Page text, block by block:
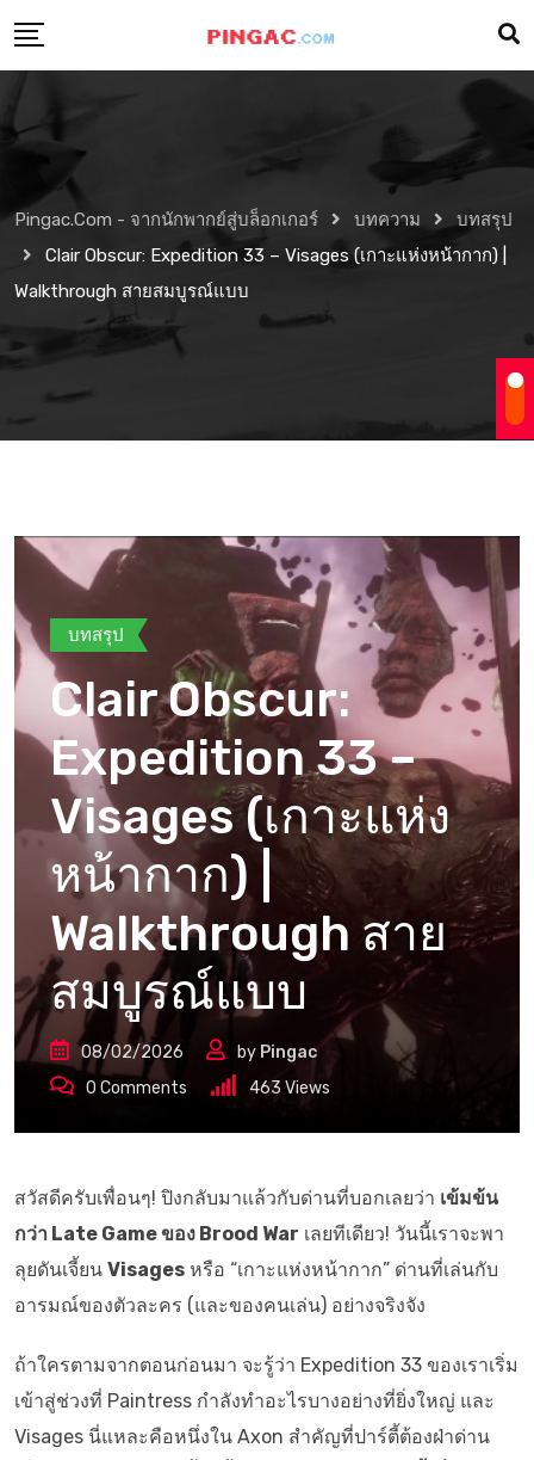
Pingac.com - จากนักพากย์สู่บล็อกเกอร์ บทความ
บทสรุป
Clair Obscur: Expedition 33 – Visages (เกาะแห่งหน้ากาก) |
Walkthrough สายสมบูรณ์แบบ
บทสรุป
Clair Obscur:
Expedition 33 –
Visages (เกาะแห่ง
หน้ากาก) |
Walkthrough สาย
สมบูรณ์แบบ
08/02/2026 by Pingac
0 Comments 463 Views
สวัสดีครับเพื่อนๆ! ปิงกลับมาแล้วกับด่านที่บอกเลยว่า เข้มข้น
กว่า Late Game ของ Brood War เลยทีเดียว! วันนี้เราจะพา
ลุยดันเจี้ยน Visages หรือ “เกาะแห่งหน้ากาก” ด่านที่เล่นกับ
อารมณ์ของตัวละคร (และของคนเล่น) อย่างจริงจัง
ถ้าใครตามจากตอนก่อนมา จะรู้ว่า Expedition 33 ของเราเริ่ม
เข้าสู่ช่วงที่ Paintress กำลังทำอะไรบางอย่างที่ยิ่งใหญ่ และ
Visages นี่แหละคือหนึ่งใน Axon สำคัญที่ปาร์ตี้ต้องฝ่าด่าน